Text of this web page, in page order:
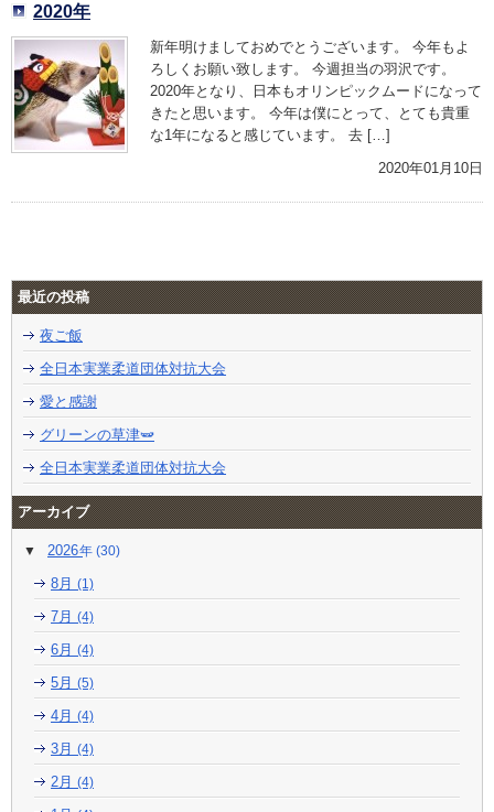
2020年
新年明けましておめでとうございます。 今年もよ
ろしくお願い致します。 今週担当の羽沢です。
2020年となり、日本もオリンピックムードになって
きたと思います。 今年は僕にとって、とても貴重
な1年になると感じています。 去 […]
2020年01月10日
最近の投稿
夜ご飯
全日本実業柔道団体対抗大会
愛と感謝
グリーンの草津🫛
全日本実業柔道団体対抗大会
アーカイブ
2026 (30)
8月 (1)
7月 (4)
6月 (4)
5月 (5)
4月 (4)
3月 (4)
2月 (4)